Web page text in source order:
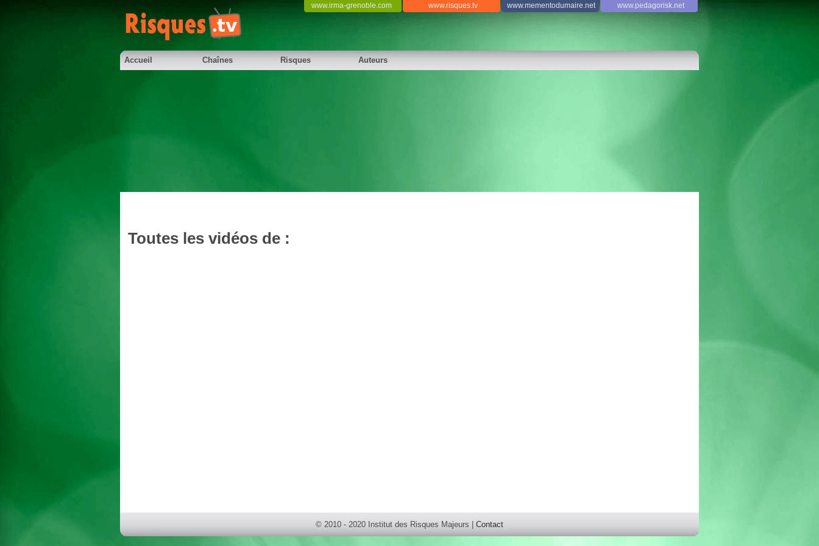
www.irma-grenoble.com www.risques.tv www.mementodumaire.net www.pedagorisk.net
Accueil Chaînes Risques Auteurs
Toutes les vidéos de :
© 2010 - 2020 Institut des Risques Majeurs | Contact